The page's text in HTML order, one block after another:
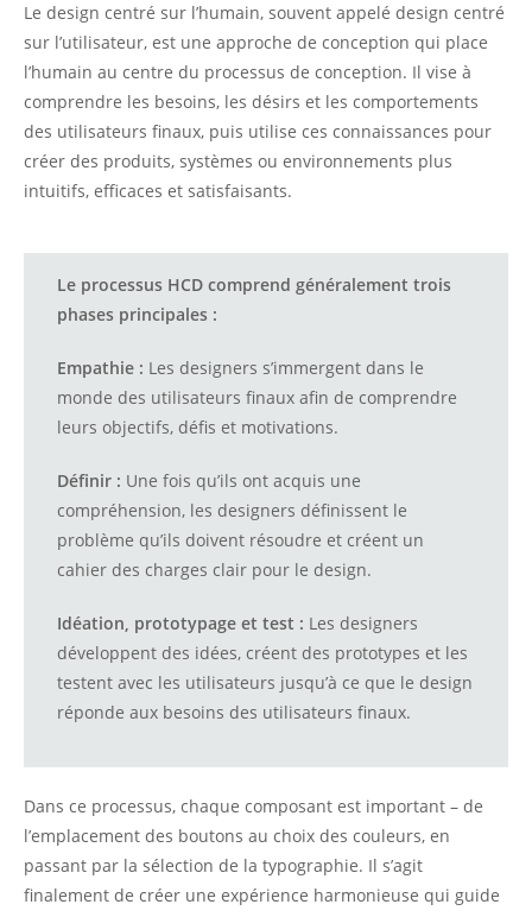
Le design centré sur l’humain, souvent appelé design centré
sur l’utilisateur, est une approche de conception qui place
l’humain au centre du processus de conception. Il vise à
comprendre les besoins, les désirs et les comportements
des utilisateurs finaux, puis utilise ces connaissances pour
créer des produits, systèmes ou environnements plus
intuitifs, efficaces et satisfaisants.
Le processus HCD comprend généralement trois
phases principales :
Empathie : Les designers s’immergent dans le
monde des utilisateurs finaux afin de comprendre
leurs objectifs, défis et motivations.
Définir : Une fois qu’ils ont acquis une
compréhension, les designers définissent le
problème qu’ils doivent résoudre et créent un
cahier des charges clair pour le design.
Idéation, prototypage et test : Les designers
développent des idées, créent des prototypes et les
testent avec les utilisateurs jusqu’à ce que le design
réponde aux besoins des utilisateurs finaux.
Dans ce processus, chaque composant est important – de
l’emplacement des boutons au choix des couleurs, en
passant par la sélection de la typographie. Il s’agit
finalement de créer une expérience harmonieuse qui guide